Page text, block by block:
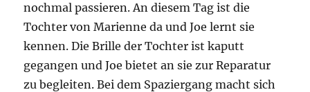
nochmal passieren. An diesem Tag ist die
Tochter von Marienne da und Joe lernt sie
kennen. Die Brille der Tochter ist kaputt
gegangen und Joe bietet an sie zur Reparatur
zu begleiten. Bei dem Spaziergang macht sich